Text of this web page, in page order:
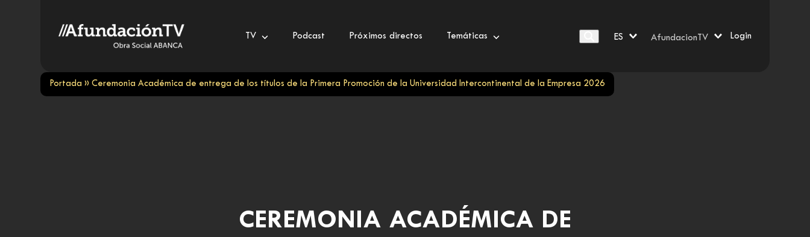
TV Podcast Próximos directos Temáticas ES AfundacionTV Login
Portada »Ceremonia Académica de entrega de los títulos de la Primera Promoción de la Universidad Intercontinental de la Empresa 2026
CEREMONIA ACADÉMICA DE